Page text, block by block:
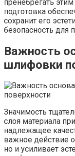
пренебрегать
подготовка
сохранит его
безопасность для
Важность
шлифовки
Значимость
слоя материала
надлежащее
важное действие
но и усиливает